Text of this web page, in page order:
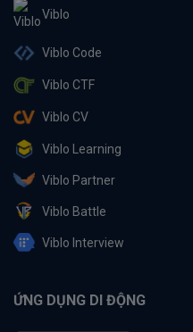
Viblo
Viblo Code
Viblo CTF
Viblo CV
Viblo Learning
Viblo Partner
Viblo Battle
Viblo Interview
ỨNG DỤNG DI ĐỘNG